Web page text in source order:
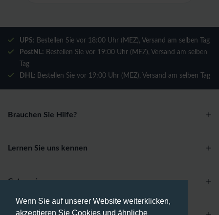
Wenn Sie auf unserer Website weiterklicken,
akzeptieren Sie Cookies und ähnliche
UPS: Bestellen Sie vor 18:00 Uhr (MEZ), Versand am selben Tag
PostNL: Bestellen Sie vor 19:00 Uhr (MEZ), Versand am selben
Tag
DHL: Bestellen Sie vor 19:00 Uhr (MEZ), Versand am selben Tag
Brauchen Sie Hilfe?
Lernen Sie uns kennen
Categories